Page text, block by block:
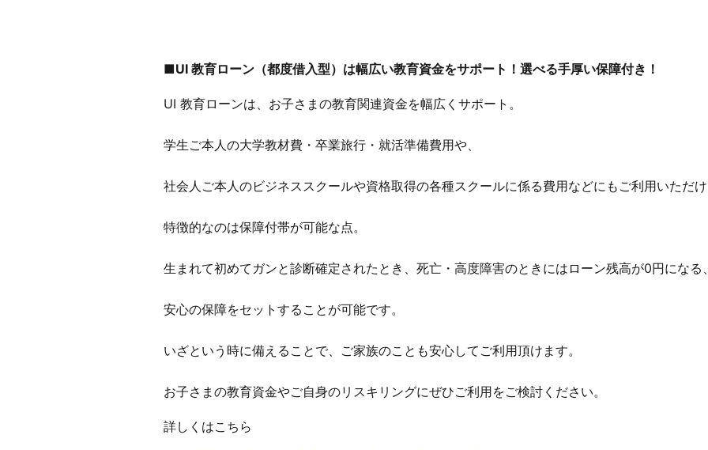
■UI 教育ローン（都度借入型）は幅広い教育資金をサポート！選べる手厚い保障付き！
UI 教育ローンは、お子さまの教育関連資金を幅広くサポート。
学生ご本人の大学教材費・卒業旅行・就活準備費用や、
社会人ご本人のビジネススクールや資格取得の各種スクールに係る費用などにもご利用いただ
特徴的なのは保障付帯が可能な点。
生まれて初めてガンと診断確定されたとき、死亡・高度障害のときにはローン残高が0円になる
安心の保障をセットすることが可能です。
いざという時に備えることで、ご家族のことも安心してご利用頂けます。
お子さまの教育資金やご自身のリスキリングにぜひご利用をご検討ください。
詳しくはこちら